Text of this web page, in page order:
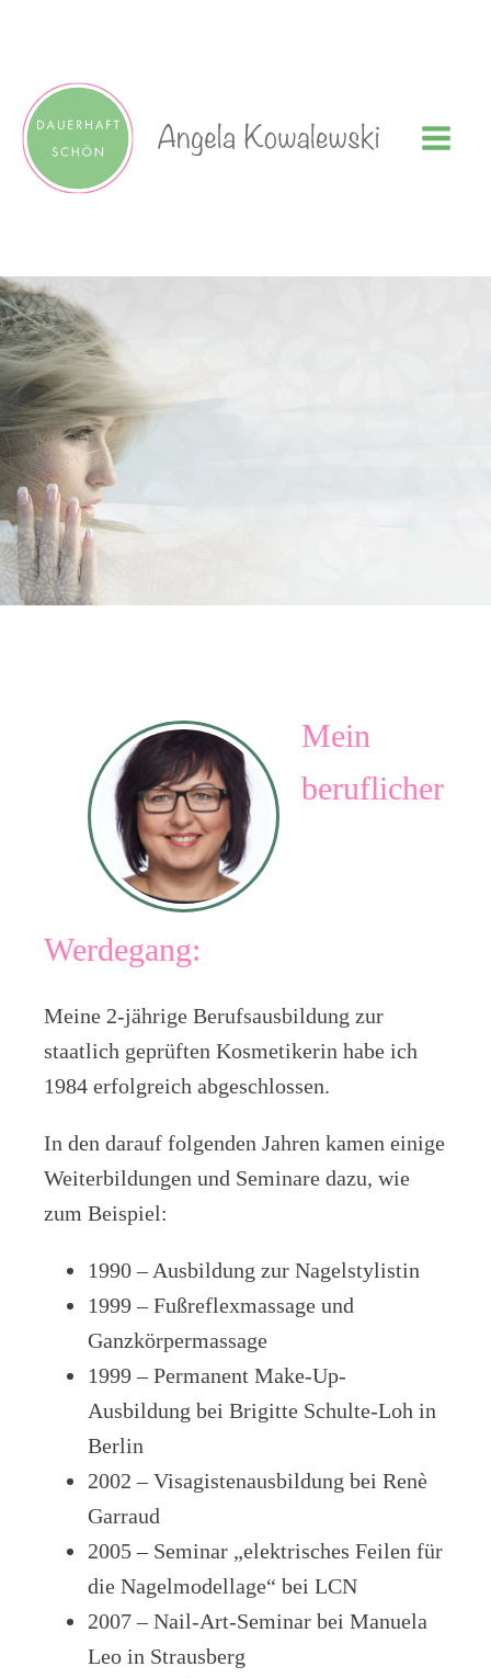
Mein
beruflicher
Werdegang:
Meine 2-jährige Berufsausbildung zur
staatlich geprüften Kosmetikerin habe ich
1984 erfolgreich abgeschlossen.
In den darauf folgenden Jahren kamen einige
Weiterbildungen und Seminare dazu, wie
zum Beispiel:
1990 – Ausbildung zur Nagelstylistin
1999 – Fußreflexmassage und
Ganzkörpermassage
1999 – Permanent Make-Up-
Ausbildung bei Brigitte Schulte-Loh in
Berlin
2002 – Visagistenausbildung bei Renè
Garraud
2005 – Seminar „elektrisches Feilen für
die Nagelmodellage“ bei LCN
2007 – Nail-Art-Seminar bei Manuela
Leo in Strausberg